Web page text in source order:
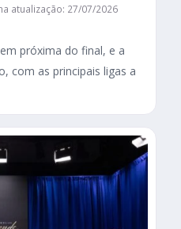
atualização: 27/07/2026
próxima do final, e a
com as principais ligas a